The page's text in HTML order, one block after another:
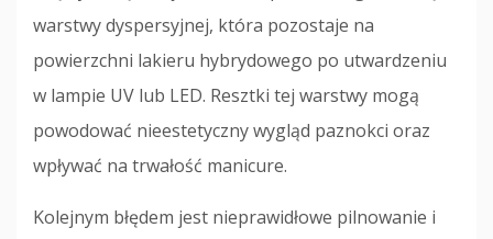
warstwy dyspersyjnej, która pozostaje na
powierzchni lakieru hybrydowego po utwardzeniu
w lampie UV lub LED. Resztki tej warstwy mogą
powodować nieestetyczny wygląd paznokci oraz
wpływać na trwałość manicure.
Kolejnym błędem jest nieprawidłowe pilnowanie i